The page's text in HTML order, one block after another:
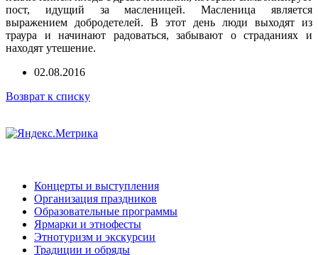
пост, идущий за масленицей. Масленица является
выражением добродетелей. В этот день люди выходят из
траура и начинают радоваться, забывают о страданиях и
находят утешение.
02.08.2016
Возврат к списку
Концерты и выступления
Организация праздников
Образовательные программы
Ярмарки и этнофесты
Этнотуризм и экскурсии
Традиции и обряды